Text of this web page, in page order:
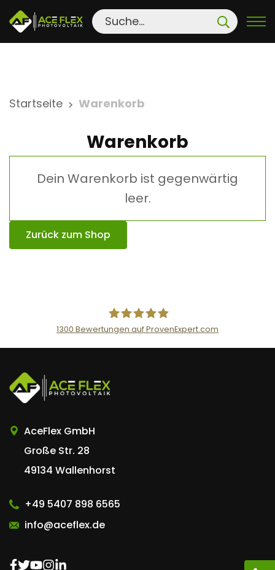
Startseite > Warenkorb
Warenkorb
Dein Warenkorb ist gegenwärtig
leer.
Zurück zum Shop
AceFlex GmbH
1300 Bewertungen auf ProvenExpert.com
AceFlex GmbH
Große Str. 28
49134 Wallenhorst
+49 5407 898 6565
info@aceflex.de